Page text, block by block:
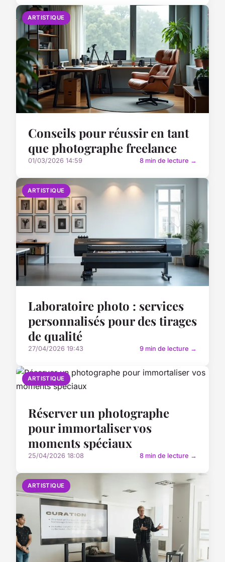
ARTISTIQUE
Conseils pour réussir en tant
que photographe freelance
01/03/2026 14:59 8 min de lecture →
ARTISTIQUE
Laboratoire photo : services
personnalisés pour des tirages
de qualité
27/04/2026 19:43 9 min de lecture →
ARTISTIQUE
Réserver un photographe
pour immortaliser vos
moments spéciaux
25/04/2026 18:08 8 min de lecture →
ARTISTIQUE